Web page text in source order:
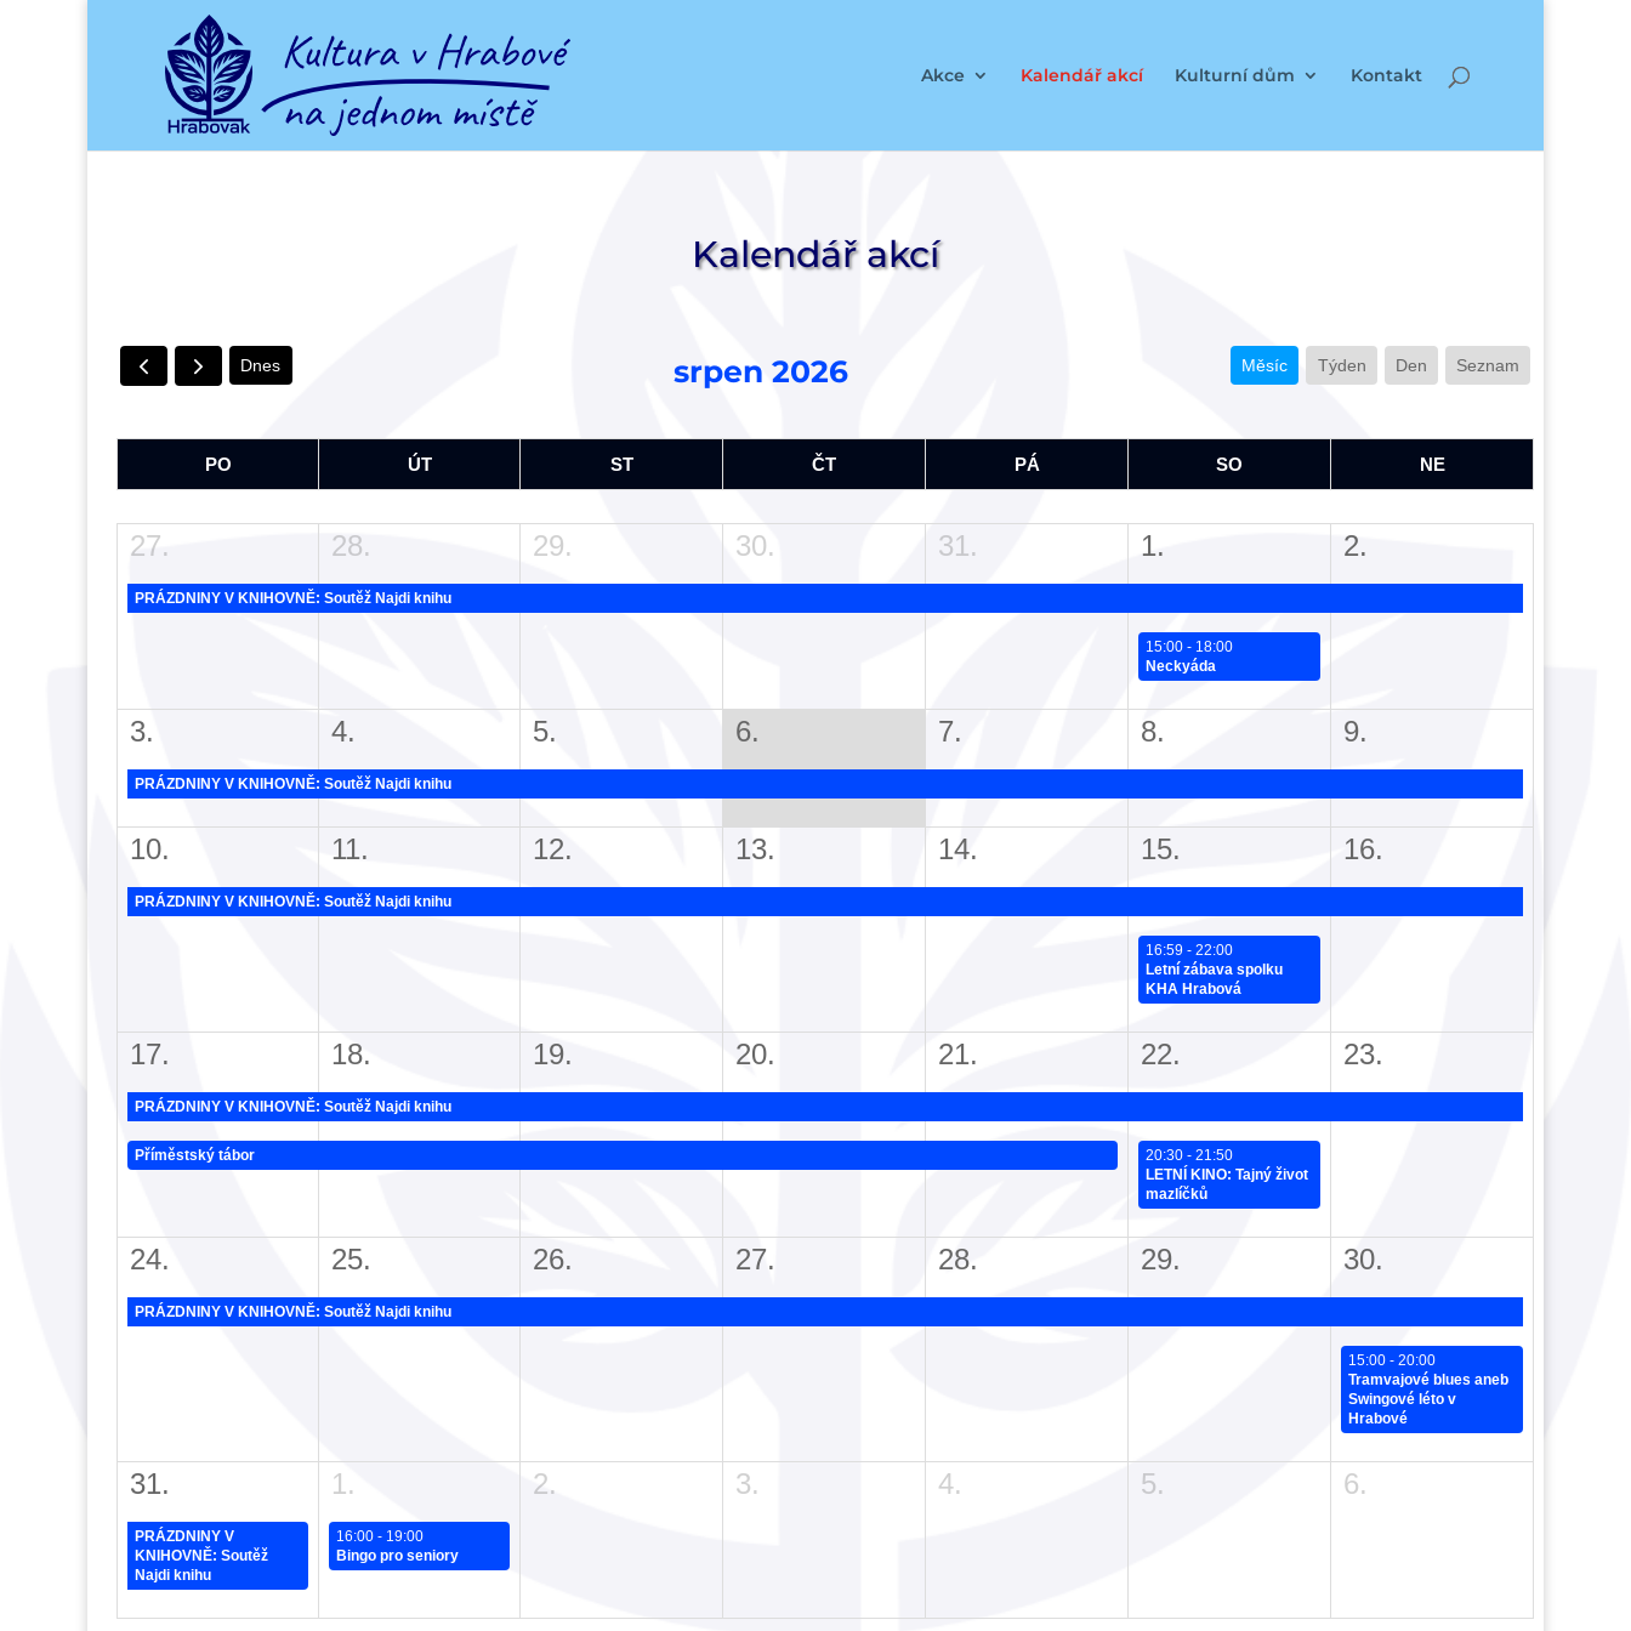
Akce Kalendář akcí Kulturní dům Kontakt
Kalendář akcí
Dnes srpen 2026 Měsíc Týden Den Seznam
PO ÚT ST ČT PÁ SO NE
27. 28. 29. 30. 31. 1. 2.
PRÁZDNINY V KNIHOVNĚ: Soutěž Najdi knihu
15:00 - 18:00
Neckyáda
3. 4. 5. 6. 7. 8. 9.
PRÁZDNINY V KNIHOVNĚ: Soutěž Najdi knihu
10. 11. 12. 13. 14. 15. 16.
PRÁZDNINY V KNIHOVNĚ: Soutěž Najdi knihu
16:59 - 22:00
Letní zábava spolku
KHA Hrabová
17. 18. 19. 20. 21. 22. 23.
PRÁZDNINY V KNIHOVNĚ: Soutěž Najdi knihu
Příměstský tábor
20:30 - 21:50
LETNÍ KINO: Tajný život
mazlíčků
24. 25. 26. 27. 28. 29. 30.
PRÁZDNINY V KNIHOVNĚ: Soutěž Najdi knihu
15:00 - 20:00
Tramvajové blues aneb
Swingové léto v
Hrabové
31. 1. 2. 3. 4. 5. 6.
PRÁZDNINY V
KNIHOVNĚ: Soutěž
Najdi knihu
16:00 - 19:00
Bingo pro seniory